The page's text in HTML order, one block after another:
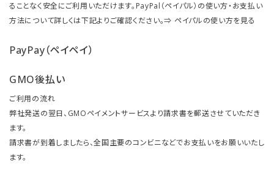
ることなく安全にご利用いただけます。PayPal（ペイパル）の使い方・お支払い
方法について詳しくは下記よりご確認ください。⇒ ペイパルの使い方を見る
PayPay（ペイペイ）
GMO後払い
ご利用の流れ
弊社発送の翌日、GMOペイメントサービスより請求書を郵送させていただき
ます。
請求書が到着しましたら、全国主要のコンビニなどでお支払いをお願いいたし
ます。